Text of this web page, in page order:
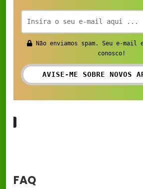
Não enviamos spam. Seu e-mail
conosco!
AVISE-ME SOBRE NOVOS
FAQ